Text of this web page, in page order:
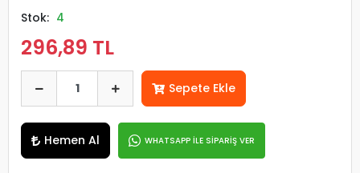
Stok: 4
296,89 TL
Sepete Ekle
Hemen Al WHATSAPP İLE SİPARİŞ VER